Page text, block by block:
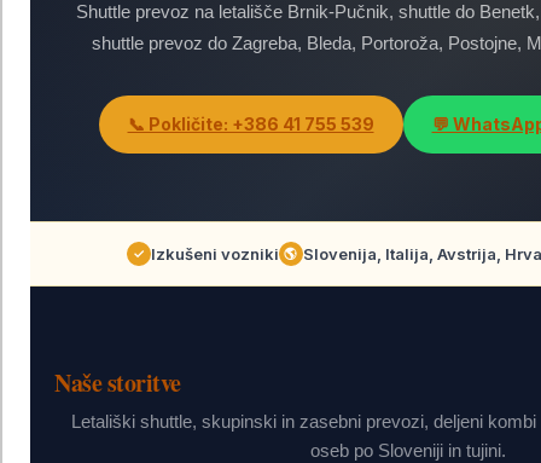
Shuttle prevoz na letališče Brnik-Pučnik, shuttle do
shuttle prevoz do Zagreba, Bleda, Portoroža, Postojne,
📞 Pokličite: +386 41 755 539 💬
✓ Izkušeni vozniki 🌎 Slovenija, Italija, Avstrija,
Naše storitve
Letališki shuttle, skupinski in zasebni prevozi, deljeni
oseb po Sloveniji in tujini.